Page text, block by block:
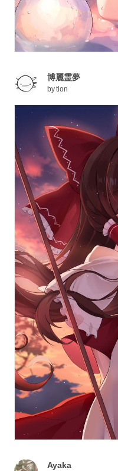
博麗霊夢
bytion
Ayaka